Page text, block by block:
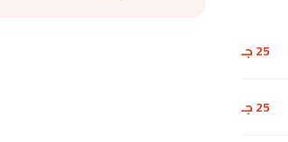
25 جـ
25 جـ